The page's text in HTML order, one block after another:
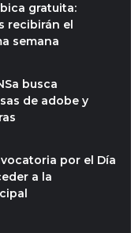
gratuita:
recibirán el
semana
busca
de adobe y
por el Día
a la